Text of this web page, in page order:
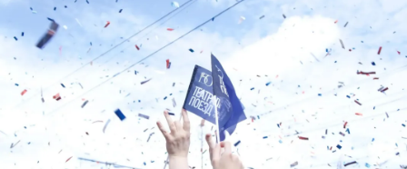
Все материалы 7инфо
ПОИСК ПО САЙТУ